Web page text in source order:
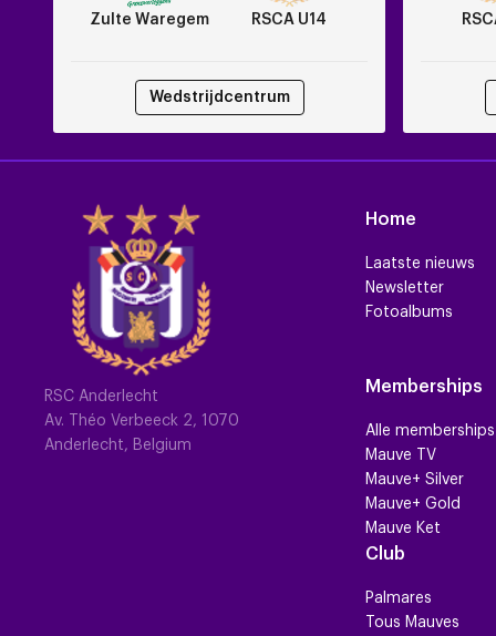
Zulte Waregem RSCA U14
Wedstrijdcentrum
RSC Anderlecht
Av. Théo Verbeeck 2, 1070
Anderlecht, Belgium
Home
Laatste nieuws
Newsletter
Fotoalbums
Memberships
Alle memberships
Mauve TV
Mauve+ Silver
Mauve+ Gold
Mauve Ket
Club
Palmares
Tous Mauves